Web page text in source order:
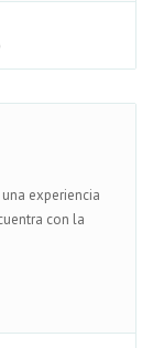
experiencia
con la